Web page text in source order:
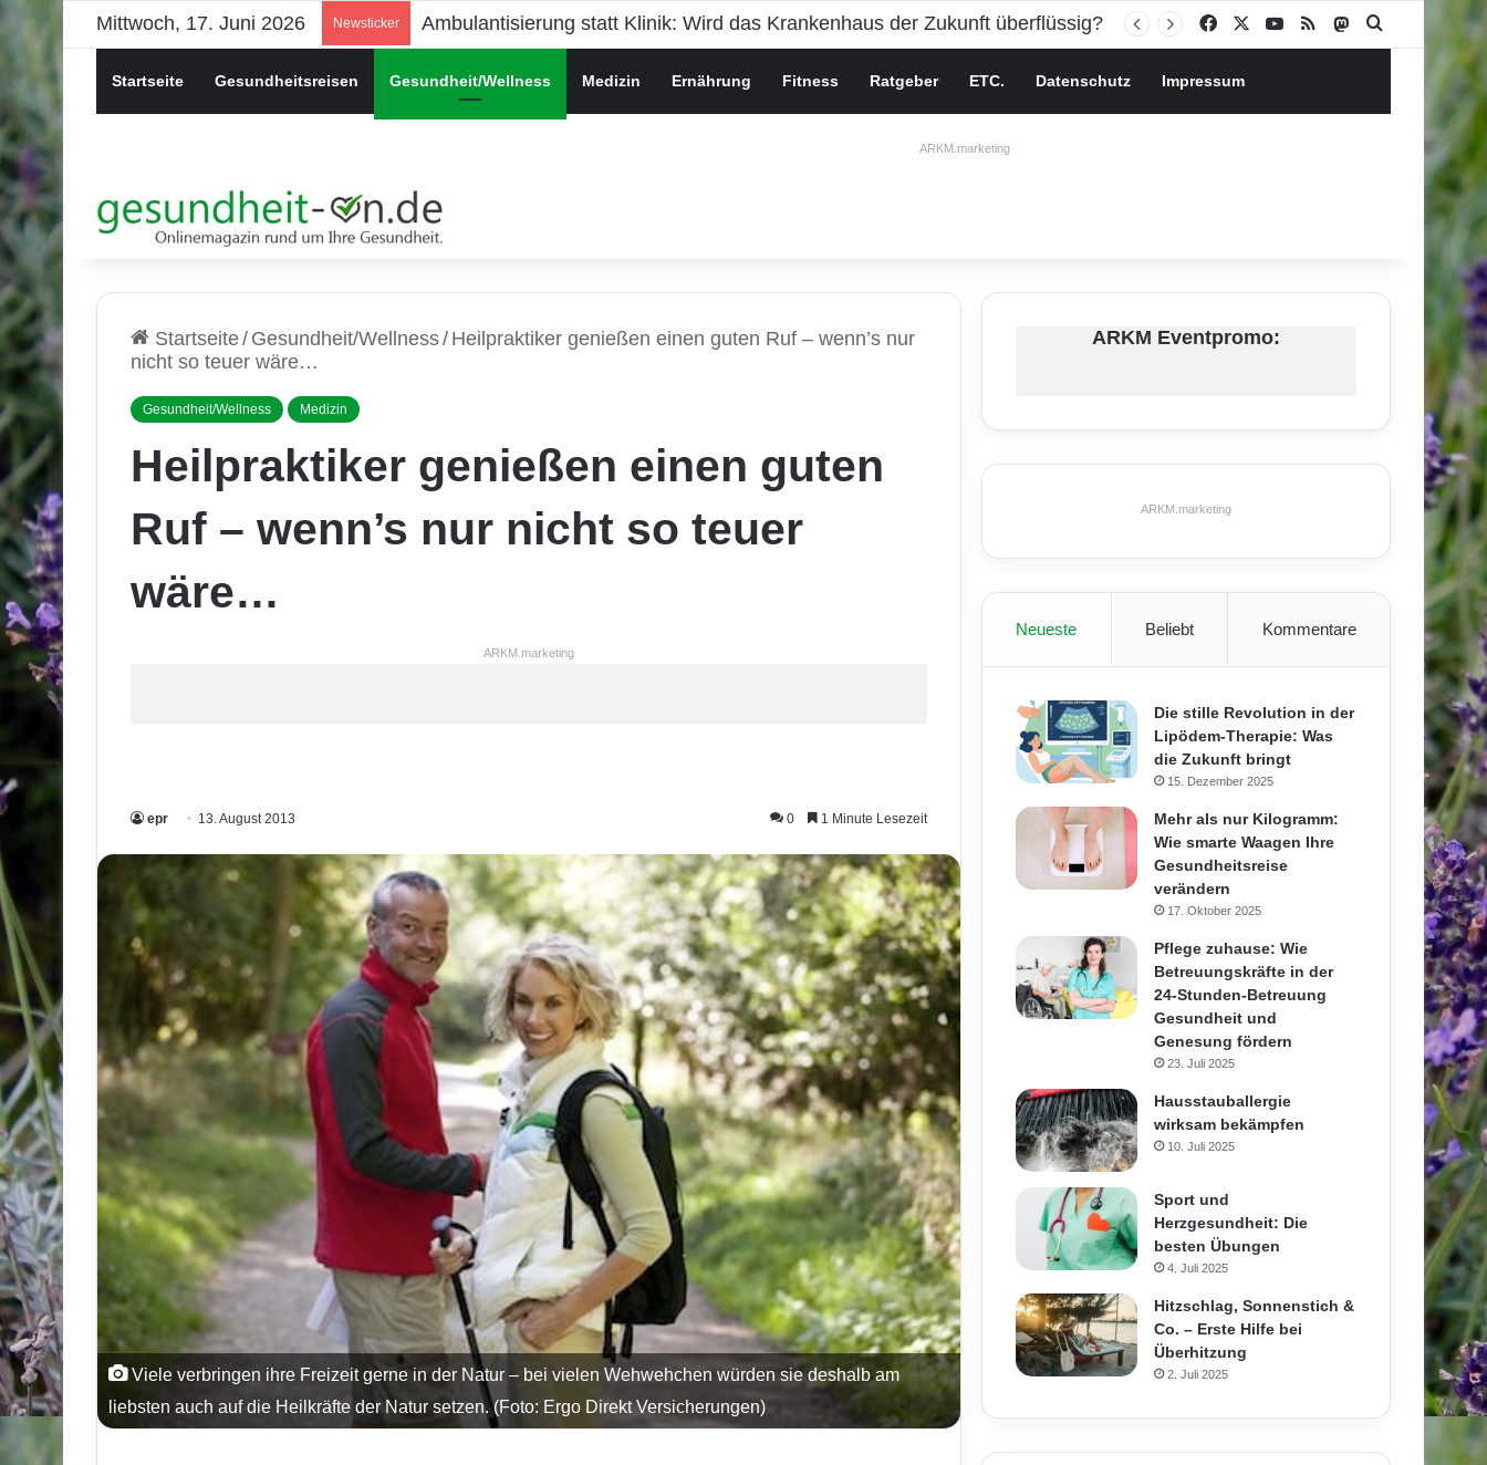
Mittwoch, 17. Juni 2026 Newsticker Psychische Gesundheit bei Jugendlichen Facebook YouTube
RSS MastodonSuchen nach
Startseite Gesundheitsreisen Gesundheit/Wellness Medizin Ernährung Fitness Ratgeber ETC. Datenschutz Impressum
ARKM.marketing
Startseite/ Gesundheit/Wellness/ Heilpraktiker genießen einen guten Ruf – wenn’s nur
nicht so teuer wäre…
Gesundheit/Wellness Medizin
Heilpraktiker genießen einen guten
Ruf – wenn’s nur nicht so teuer
wäre…
ARKM.marketing
epr 13. August 2013 0 1 Minute Lesezeit
Viele verbringen ihre Freizeit gerne in der Natur – bei vielen Wehwehchen würden sie deshalb am
liebsten auch auf die Heilkräfte der Natur setzen. (Foto: Ergo Direkt Versicherungen)
ARKM Eventpromo:
ARKM.marketing
Neueste Beliebt Kommentare
Die stille Revolution in der
Lipödem-Therapie: Was
die Zukunft bringt
15. Dezember 2025
Mehr als nur Kilogramm:
Wie smarte Waagen Ihre
Gesundheitsreise
verändern
17. Oktober 2025
Pflege zuhause: Wie
Betreuungskräfte in der
24-Stunden-Betreuung
Gesundheit und
Genesung fördern
23. Juli 2025
Hausstauballergie
wirksam bekämpfen
10. Juli 2025
Sport und
Herzgesundheit: Die
besten Übungen
4. Juli 2025
Hitzschlag, Sonnenstich &
Co. – Erste Hilfe bei
Überhitzung
2. Juli 2025